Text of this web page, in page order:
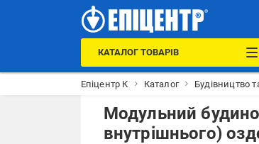
КАТАЛОГ ТОВАРІВ
Епіцентр К Каталог Будівництво
Модульний
внутрішнього)